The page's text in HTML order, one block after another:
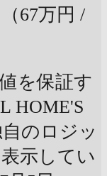
（67万円 /
を保証す
HOME'S
のロジッ
示してい